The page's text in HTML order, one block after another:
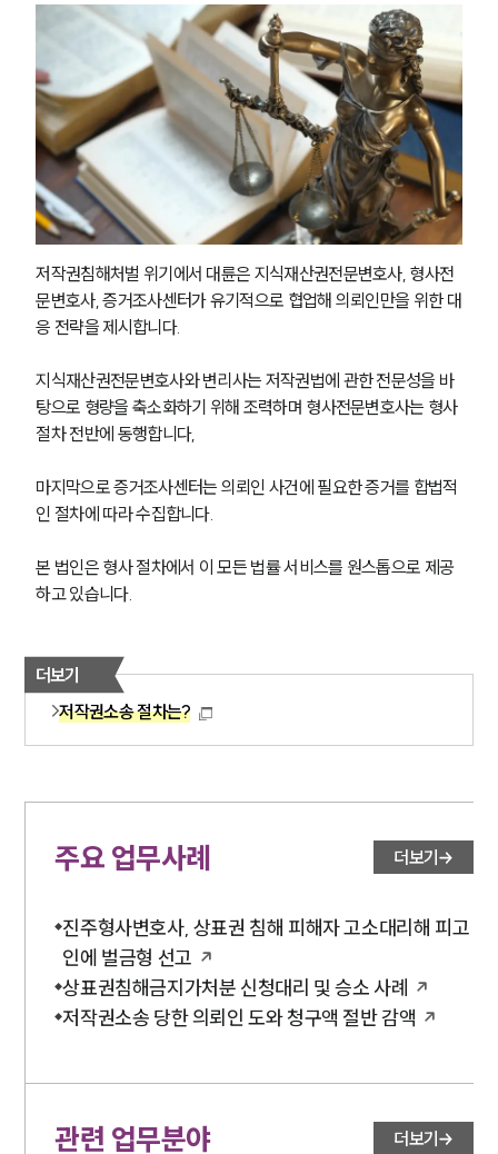
저작권침해처벌 위기에서 대륜은 지식재산권전문변호사, 형사전
문변호사, 증거조사센터가 유기적으로 협업해 의뢰인만을 위한 대
응 전략을 제시합니다.
지식재산권전문변호사와 변리사는 저작권법에 관한 전문성을 바
탕으로 형량을 축소화하기 위해 조력하며 형사전문변호사는 형사
절차 전반에 동행합니다,
마지막으로 증거조사센터는 의뢰인 사건에 필요한 증거를 합법적
인 절차에 따라 수집합니다.
본 법인은 형사 절차에서 이 모든 법률 서비스를 원스톱으로 제공
하고 있습니다.
더보기
저작권소송 절차는?
주요 업무사례 더보기
진주형사변호사, 상표권 침해 피해자 고소대리해 피고
인에 벌금형 선고
상표권침해금지가처분 신청대리 및 승소 사례
저작권소송 당한 의뢰인 도와 청구액 절반 감액
관련 업무분야 더보기